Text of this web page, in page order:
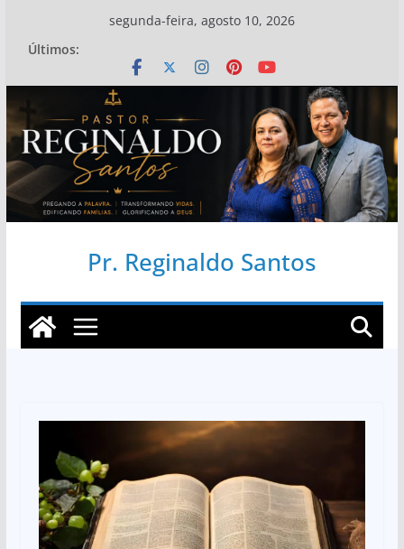
conteúdo
segunda-feira, agosto 10, 2026
Últimos:
Pr. Reginaldo Santos